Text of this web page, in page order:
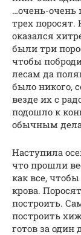
…очень-очень
трех
оказался
были три
чтобы
лесам да
было никого,
везде их с
подошло к
обычным
Наступила
что прошли
как все,
крова.
построить.
построить
готов за один